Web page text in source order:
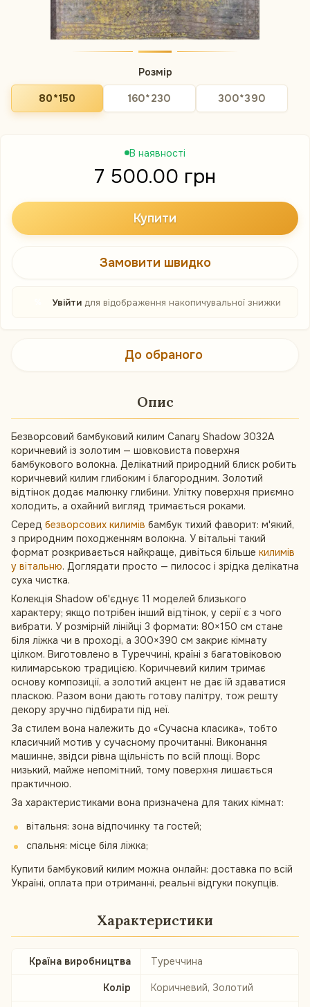
Розмір
80*150 160*230 300*390
В наявності
7 500.00 грн
Купити
Замовити швидко
Увійтидля відображення накопичувальної знижки
До обраного
Опис
Безворсовий бамбуковий килим Canary Shadow 3032A
коричневий із золотим — шовковиста поверхня
бамбукового волокна. Делікатний природний блиск робить
коричневий килим глибоким і благородним. Золотий
відтінок додає малюнку глибини. Улітку поверхня приємно
холодить, а охайний вигляд тримається роками.
Серед безворсових килимів бамбук тихий фаворит: м'який,
з природним походженням волокна. У вітальні такий
формат розкривається найкраще, дивіться більше килимів
у вітальню. Доглядати просто — пилосос і зрідка делікатна
суха чистка.
Колекція Shadow об'єднує 11 моделей близького
характеру; якщо потрібен інший відтінок, у серії є з чого
вибрати. У розмірній лінійці 3 формати: 80×150 см стане
біля ліжка чи в проході, а 300×390 см закриє кімнату
цілком. Виготовлено в Туреччині, країні з багатовіковою
килимарською традицією. Коричневий килим тримає
основу композиції, а золотий акцент не дає їй здаватися
пласкою. Разом вони дають готову палітру, тож решту
декору зручно підбирати під неї.
За стилем вона належить до «Сучасна класика», тобто
класичний мотив у сучасному прочитанні. Виконання
машинне, звідси рівна щільність по всій площі. Ворс
низький, майже непомітний, тому поверхня лишається
практичною.
За характеристиками вона призначена для таких кімнат:
вітальня: зона відпочинку та гостей;
спальня: місце біля ліжка;
Купити бамбуковий килим можна онлайн: доставка по всій
Україні, оплата при отриманні, реальні відгуки покупців.
Характеристики
Країна виробництва Туреччина
Колір Коричневий, Золотий